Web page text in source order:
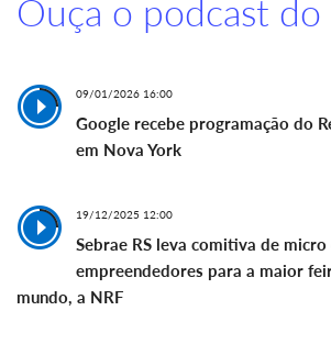
Ouça o podcast do
09/01/2026 16:00
Google recebe programação do
em Nova York
19/12/2025 12:00
Sebrae RS leva comitiva de micro
empreendedores para a maior
mundo, a NRF